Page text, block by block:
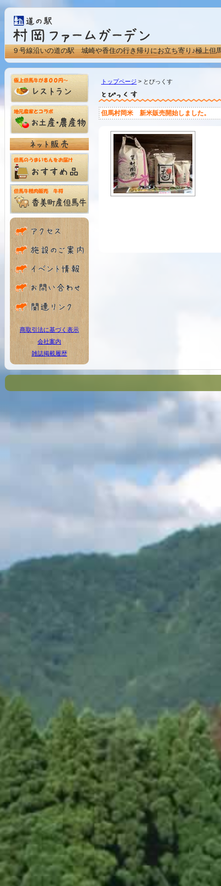
９号線沿いの道の駅 城崎や香住の行き帰りにお立ち寄り♪極上但
商取引法に基づく表示
会社案内
雑誌掲載履歴
トップページ > とぴっくす
但馬村岡米 新米販売開始しました。